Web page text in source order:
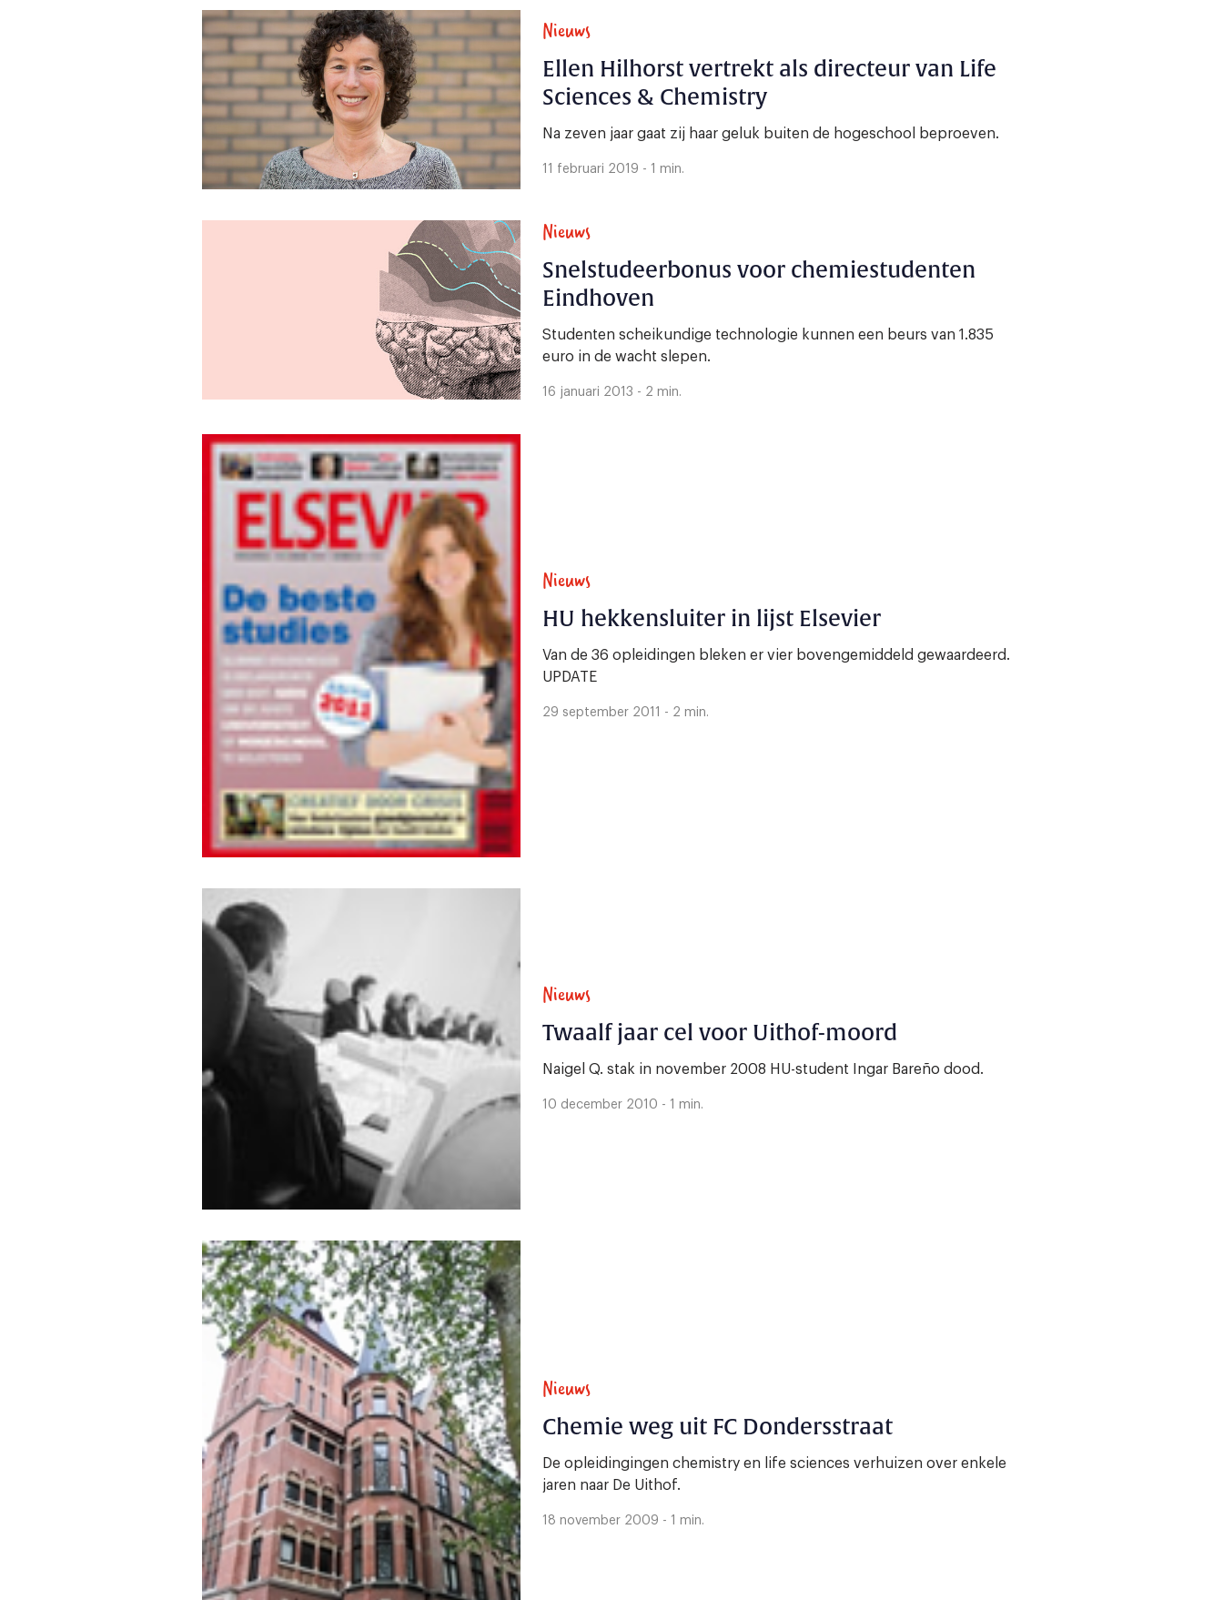
Nieuws
Ellen Hilhorst vertrekt als directeur van Life
Sciences & Chemistry
Na zeven jaar gaat zij haar geluk buiten de hogeschool beproeven.
11 februari 2019 - 1 min.
Nieuws
Snelstudeerbonus voor chemiestudenten
Eindhoven
Studenten scheikundige technologie kunnen een beurs van 1.835
euro in de wacht slepen.
16 januari 2013 - 2 min.
Nieuws
HU hekkensluiter in lijst Elsevier
Van de 36 opleidingen bleken er vier bovengemiddeld gewaardeerd.
UPDATE
29 september 2011 - 2 min.
Nieuws
Twaalf jaar cel voor Uithof-moord
Naigel Q. stak in november 2008 HU-student Ingar Bareño dood.
10 december 2010 - 1 min.
Nieuws
Chemie weg uit FC Dondersstraat
De opleidingingen chemistry en life sciences verhuizen over enkele
jaren naar De Uithof.
18 november 2009 - 1 min.